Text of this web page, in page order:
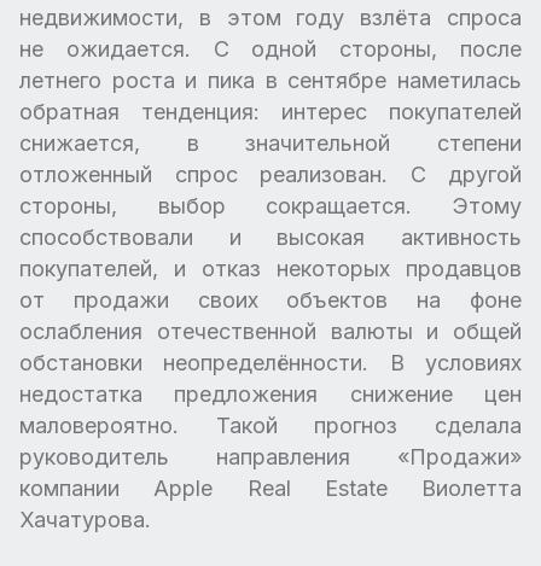
недвижимости, в этом году взлёта спроса
не ожидается. С одной стороны, после
летнего роста и пика в сентябре наметилась
обратная тенденция: интерес покупателей
снижается, в значительной степени
отложенный спрос реализован. С другой
стороны, выбор сокращается. Этому
способствовали и высокая активность
покупателей, и отказ некоторых продавцов
от продажи своих объектов на фоне
ослабления отечественной валюты и общей
обстановки неопределённости. В условиях
недостатка предложения снижение цен
маловероятно. Такой прогноз сделала
руководитель направления «Продажи»
компании Apple Real Estate Виолетта
Хачатурова.